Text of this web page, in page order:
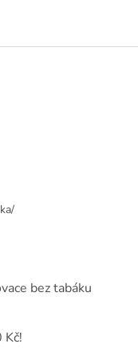
bez tabáku
Kč!